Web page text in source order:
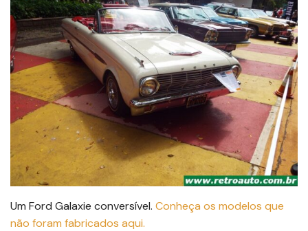
Um Ford Galaxie conversível. Conheça os modelos que
não foram fabricados aqui.